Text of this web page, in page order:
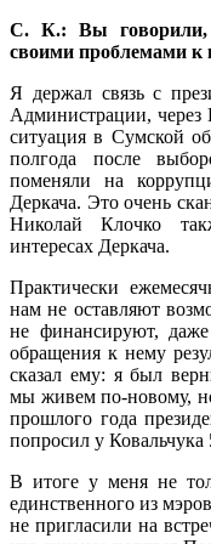
С. К.: Вы говорили,
своими проблемами к
Я держал связь с
Администрации, через
ситуация в Сумской
полгода после
поменяли на
Деркача. Это очень
Николай Клочко
интересах Деркача.
Практически
нам не оставляют
не финансируют,
обращения к нему
сказал ему: я был
мы живем по-новому,
прошлого года
попросил у Ковальчука
В итоге у меня не
единственного из
не пригласили на